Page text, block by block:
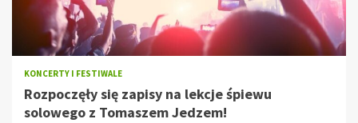
KONCERTY I FESTIWALE
Rozpoczęły się zapisy na lekcje śpiewu
solowego z Tomaszem Jedzem!